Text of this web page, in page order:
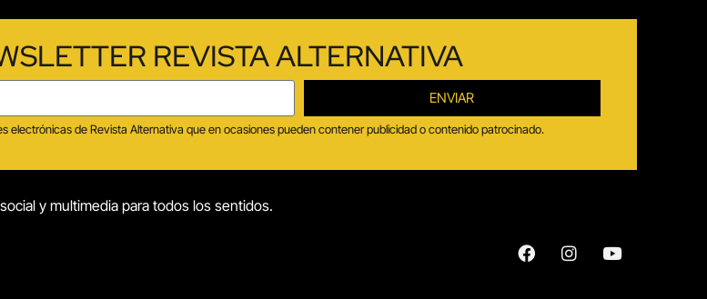
REVISTA ALTERNATIVA
ENVIAR
de Revista Alternativa que en ocasiones pueden contener publicidad o contenido patrocinado.
y multimedia para todos los sentidos.